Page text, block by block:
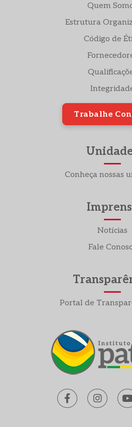
Quem
Estrutura
Código de
Trabalhe
Conheça nossas
Notícias
Fale
Portal de